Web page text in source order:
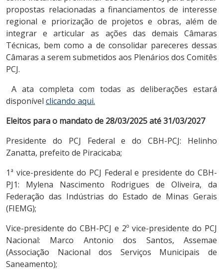
propostas relacionadas a financiamentos de interesse
regional e priorização de projetos e obras, além de
integrar e articular as ações das demais Câmaras
Técnicas, bem como a de consolidar pareceres dessas
Câmaras a serem submetidos aos Plenários dos Comitês
PCJ.
A ata completa com todas as deliberações estará
disponível clicando aqui.
Eleitos para o mandato de 28/03/2025 até 31/03/2027
Presidente do PCJ Federal e do CBH-PCJ: Helinho
Zanatta, prefeito de Piracicaba;
1ª vice-presidente do PCJ Federal e presidente do CBH-
PJ1: Mylena Nascimento Rodrigues de Oliveira, da
Federação das Indústrias do Estado de Minas Gerais
(FIEMG);
Vice-presidente do CBH-PCJ e 2º vice-presidente do PCJ
Nacional: Marco Antonio dos Santos, Assemae
(Associação Nacional dos Serviços Municipais de
Saneamento);